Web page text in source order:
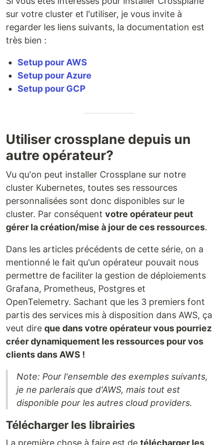
sur votre cluster et l'utiliser, je vous invite à
regarder les liens suivants, la documentation est
très bien :
Setup pour AWS
Setup pour Azure
Setup pour GCP
Utiliser crossplane depuis un
autre opérateur?
Vu qu'on peut installer Crossplane sur notre
cluster Kubernetes, toutes ses ressources
personnalisées sont donc disponibles sur le
cluster. Par conséquent votre opérateur peut
gérer la création/mise à jour de ces ressources.
Dans les articles précédents de cette série, on a
mentionné le fait qu'un opérateur pouvait nous
permettre de faciliter la gestion de déploiements
Grafana, Prometheus, Postgres et
OpenTelemetry. Sachant que les 3 premiers font
partis des services mis à disposition dans AWS, ça
veut dire que dans votre opérateur vous pourriez
créer dynamiquement les ressources pour vos
clients dans AWS !
Note: Pour l'ensemble des exemples suivants,
je ne parlerais que d'AWS, mais tout est
disponible pour les autres cloud providers.
Télécharger les librairies
La première chose à faire est de télécharger les